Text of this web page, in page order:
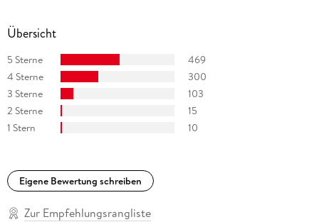
Übersicht
5 Sterne
469
4 Sterne
300
3 Sterne
103
2 Sterne
15
1 Stern
10
Eigene Bewertung schreiben
Zur Empfehlungsrangliste